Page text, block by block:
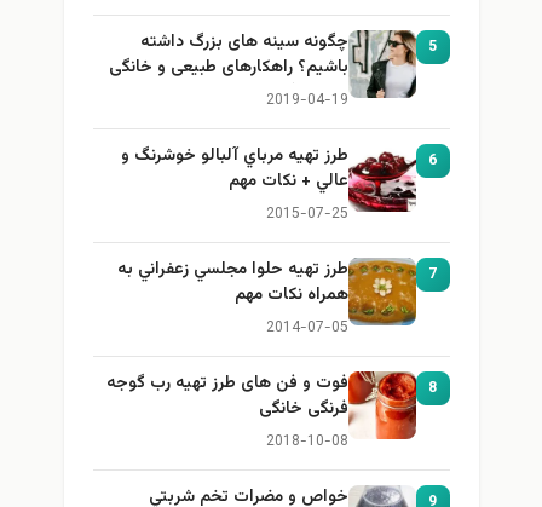
5
چگونه سینه های بزرگ داشته
باشیم؟ راهکارهای طبیعی و خانگی
برای بزرگ کردن سینه
2019-04-19
6
طرز تهيه مرباي آلبالو خوشرنگ و
عالي + نكات مهم
2015-07-25
7
طرز تهيه حلوا مجلسي زعفراني به
همراه نكات مهم
2014-07-05
8
فوت و فن های طرز تهیه رب گوجه
فرنگی خانگی
2018-10-08
9 خواص و مضرات تخم شربتي